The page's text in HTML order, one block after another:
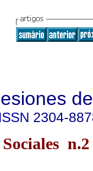
ISSN 2304-